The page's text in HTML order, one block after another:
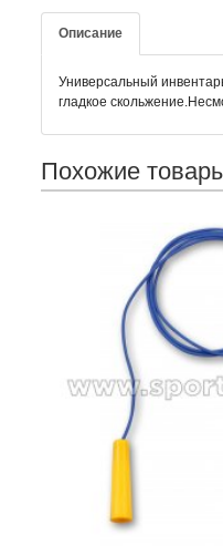
Описание
Универсальный
гладкое
Похожие